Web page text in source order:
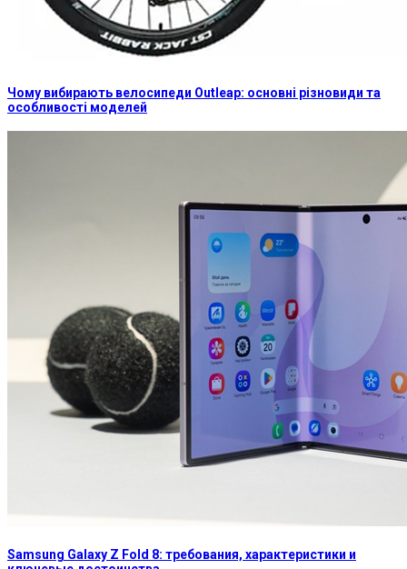
Чому вибирають велосипеди Outleap: основні різновиди та
особливості моделей
Samsung Galaxy Z Fold 8: требования, характеристики и